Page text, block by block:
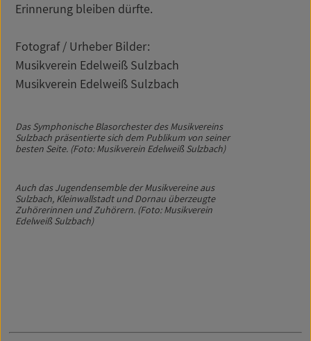
Erinnerung bleiben dürfte.
Fotograf / Urheber Bilder:
Musikverein Edelweiß Sulzbach
Musikverein Edelweiß Sulzbach
Das Symphonische Blasorchester des Musikvereins
Sulzbach präsentierte sich dem Publikum von seiner
besten Seite. (Foto: Musikverein Edelweiß Sulzbach)
Auch das Jugendensemble der Musikvereine aus
Sulzbach, Kleinwallstadt und Dornau überzeugte
Zuhörerinnen und Zuhörern. (Foto: Musikverein
Edelweiß Sulzbach)